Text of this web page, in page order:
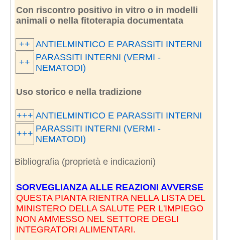
Con riscontro positivo in vitro o in modelli
animali o nella fitoterapia documentata
++ ANTIELMINTICO E PARASSITI INTERNI
++
PARASSITI INTERNI (VERMI -
NEMATODI)
Uso storico e nella tradizione
+++ ANTIELMINTICO E PARASSITI INTERNI
+++ PARASSITI INTERNI (VERMI -
NEMATODI)
Bibliografia (proprietà e indicazioni)
SORVEGLIANZA ALLE REAZIONI AVVERSE
QUESTA PIANTA RIENTRA NELLA LISTA DEL
MINISTERO DELLA SALUTE PER L'IMPIEGO
NON AMMESSO NEL SETTORE DEGLI
INTEGRATORI ALIMENTARI.